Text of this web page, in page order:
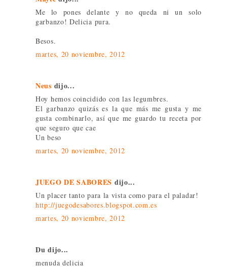
Me lo pones delante y no queda ni un solo
garbanzo! Delicia pura.
Besos.
martes, 20 noviembre, 2012
Neus dijo...
Hoy hemos coincidido con las legumbres.
El garbanzo quizás es la que más me gusta y me
gusta combinarlo, así que me guardo tu receta por
que seguro que cae
Un beso
martes, 20 noviembre, 2012
JUEGO DE SABORES dijo...
Un placer tanto para la vista como para el paladar!
http://juegodesabores.blogspot.com.es
martes, 20 noviembre, 2012
Du dijo...
menuda delicia